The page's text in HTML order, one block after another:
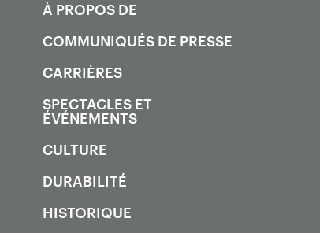
À PROPOS DE
COMMUNIQUÉS DE PRESSE
CARRIÈRES
SPECTACLES ET
ÉVÉNEMENTS
CULTURE
DURABILITÉ
HISTORIQUE